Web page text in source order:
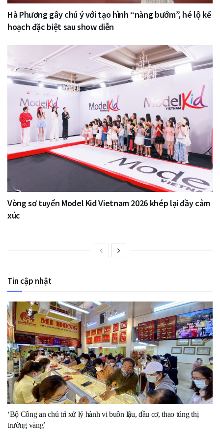
Hà Phương gây chú ý với tạo hình “nàng bướm”, hé lộ kế
hoạch đặc biệt sau show diễn
Vòng sơ tuyển Model Kid Vietnam 2026 khép lại đầy cảm
xúc
Tin cập nhật
‘Bộ Công an chủ trì xử lý hành vi buôn lậu, đầu cơ, thao túng thị
trường vàng’